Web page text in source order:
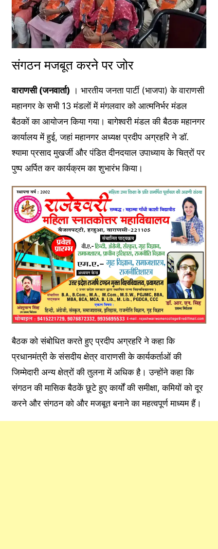
संगठन मजबूत करने पर जोर
वाराणसी (जनवार्ता) । भारतीय जनता पार्टी (भाजपा) के वाराणसी
महानगर के सभी 13 मंडलों में मंगलवार को आत्मनिर्भर मंडल
बैठकों का आयोजन किया गया। बागेश्वरी मंडल की बैठक महानगर
कार्यालय में हुई, जहां महानगर अध्यक्ष प्रदीप अग्रहरि ने डॉ.
श्यामा प्रसाद मुखर्जी और पंडित दीनदयाल उपाध्याय के चित्रों पर
पुष्प अर्पित कर कार्यक्रम का शुभारंभ किया।
बैठक को संबोधित करते हुए प्रदीप अग्रहरि ने कहा कि
प्रधानमंत्री के संसदीय क्षेत्र वाराणसी के कार्यकर्ताओं की
जिम्मेदारी अन्य क्षेत्रों की तुलना में अधिक है। उन्होंने कहा कि
संगठन की मासिक बैठकें छूटे हुए कार्यों की समीक्षा, कमियों को दूर
करने और संगठन को और मजबूत बनाने का महत्वपूर्ण माध्यम हैं।